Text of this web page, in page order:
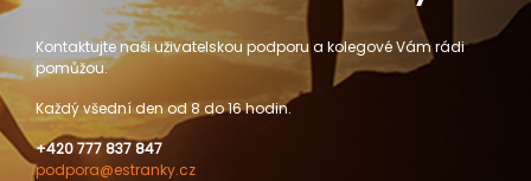
Kontaktujte naši uživatelskou podporu a kolegové Vám rádi
pomůžou.
Každý všední den od 8 do 16 hodin.
+420 777 837 847
podpora@estranky.cz